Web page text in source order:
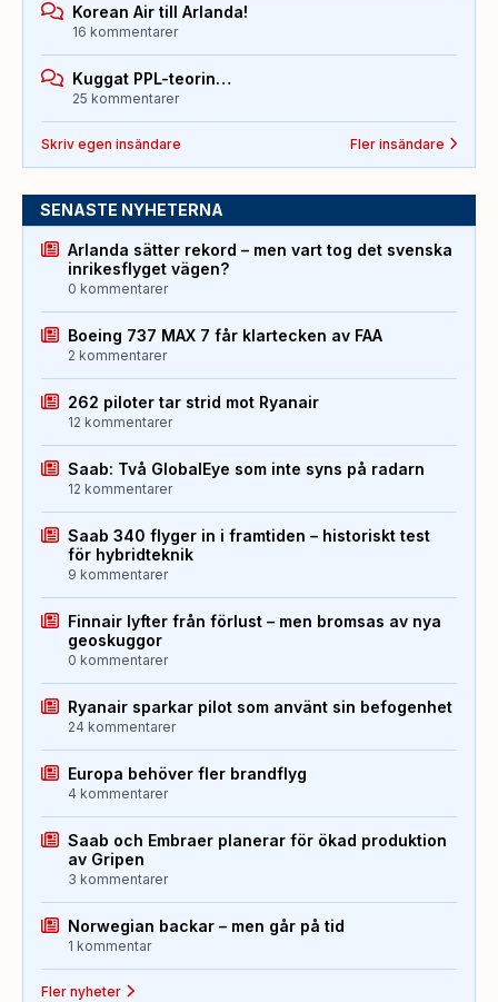
Korean Air till Arlanda!
16 kommentarer
Kuggat PPL-teorin…
25 kommentarer
Skriv egen insändare Fler insändare
SENASTE NYHETERNA
Arlanda sätter rekord – men vart tog det svenska
inrikesflyget vägen?
0 kommentarer
Boeing 737 MAX 7 får klartecken av FAA
2 kommentarer
262 piloter tar strid mot Ryanair
12 kommentarer
Saab: Två GlobalEye som inte syns på radarn
12 kommentarer
Saab 340 flyger in i framtiden – historiskt test
för hybridteknik
9 kommentarer
Finnair lyfter från förlust – men bromsas av nya
geoskuggor
0 kommentarer
Ryanair sparkar pilot som använt sin befogenhet
24 kommentarer
Europa behöver fler brandflyg
4 kommentarer
Saab och Embraer planerar för ökad produktion
av Gripen
3 kommentarer
Norwegian backar – men går på tid
1 kommentar
Fler nyheter